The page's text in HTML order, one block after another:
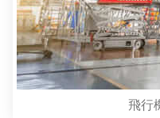
飛行